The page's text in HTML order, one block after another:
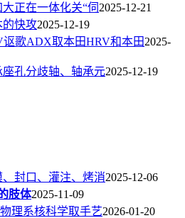
正在一体化关“伺 2025-12-21
的快攻2025-12-19
歌ADX取本田HRV和本田2025-
孔分歧轴、轴承元2025-12-19
封口、灌注、烤消2025-12-06
肢体2025-11-09
理系核科学取手艺2026-01-20